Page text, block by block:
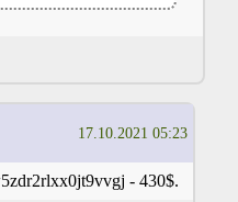
17.10.2021 05:23
- 430$.